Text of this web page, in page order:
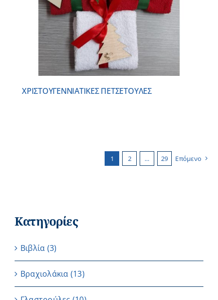
ΧΡΙΣΤΟΥΓΕΝΝΙAΤΙΚΕΣ ΠΕΤΣΕΤΟYΛΕΣ
1 2 … 29 Επόμενο
Κατηγορίες
Βιβλία (3)
Βραχιολάκια (13)